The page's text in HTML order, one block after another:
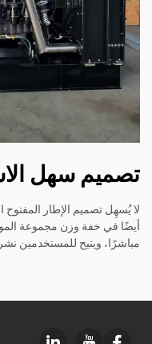
تصميم سهل
لا يُسهِل تصميم الإطار
أيضًا في خفة وزن مجموعة
مباشرًا، ويتيح للمستخدمين